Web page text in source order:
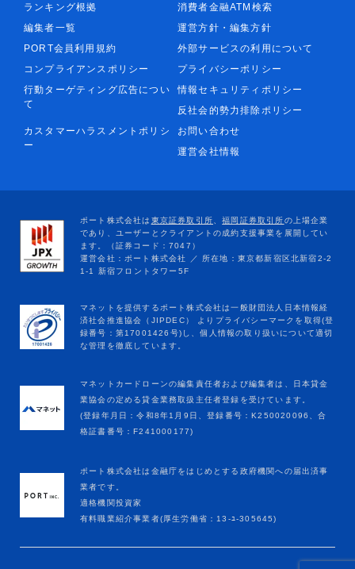
ランキング根拠
消費者金融ATM検索
編集者一覧
運営方針・編集方針
PORT会員利用規約
外部サービスの利用について
コンプライアンスポリシー
プライバシーポリシー
行動ターゲティング広告につい
て
情報セキュリティポリシー
反社会的勢力排除ポリシー
カスタマーハラスメントポリシ
ー
お問い合わせ
運営会社情報
マネットカードローンの編集責任者および編集者は、日本貸金
業協会の定める貸金業務取扱主任者登録を受けています。
(登録年月日：令和8年1月9日、登録番号：K250020096、合
格証書番号：F241000177)
ポート株式会社は金融庁をはじめとする政府機関への届出済事
業者です。
適格機関投資家
有料職業紹介事業者(厚生労働省：13-ﾕ-305645)